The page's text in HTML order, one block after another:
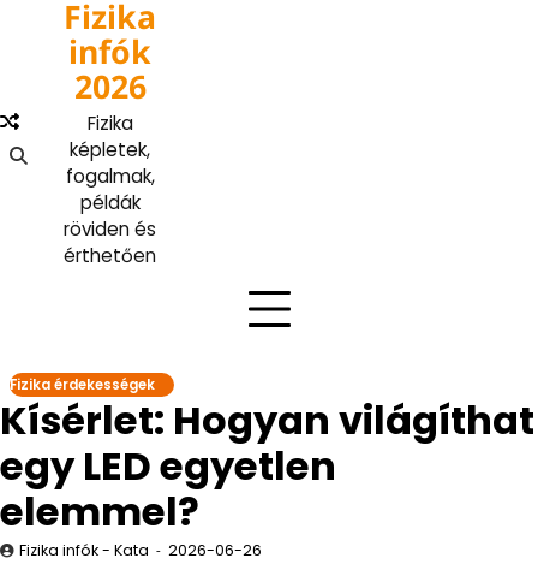
content
Fizika
infók
2026
Fizika
képletek,
fogalmak,
példák
röviden és
érthetően
Fizika érdekességek
Kísérlet: Hogyan világíthat
egy LED egyetlen
elemmel?
Fizika infók - Kata 2026-06-26